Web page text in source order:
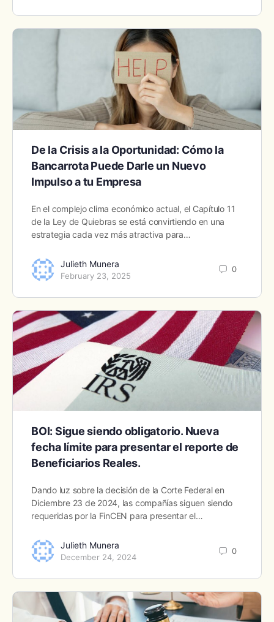
De la Crisis a la Oportunidad: Cómo la
Bancarrota Puede Darle un Nuevo
Impulso a tu Empresa
En el complejo clima económico actual, el Capítulo 11
de la Ley de Quiebras se está convirtiendo en una
estrategia cada vez más atractiva para…
Julieth Munera
February 23, 2025
0
BOI: Sigue siendo obligatorio. Nueva
fecha límite para presentar el reporte de
Beneficiarios Reales.
Dando luz sobre la decisión de la Corte Federal en
Diciembre 23 de 2024, las compañías siguen siendo
requeridas por la FinCEN para presentar el…
Julieth Munera
December 24, 2024
0